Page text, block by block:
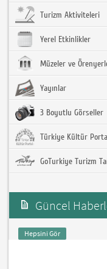
Turizm Aktiviteleri
Yerel Etkinlikler
Müzeler ve
Yayınlar
3 Boyutlu Görseller
Türkiye Kültür
GoTurkiye Turizm
Güncel
Hepsini Gör